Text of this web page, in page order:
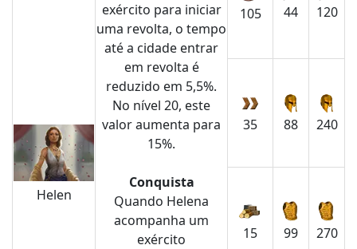
Helen
exército para iniciar
uma revolta, o tempo
até a cidade entrar
em revolta é
reduzido em 5,5%.
No nível 20, este
valor aumenta para
15%.
Conquista
Quando Helena
acompanha um
exército
105 44 120
35 88 240
15 99 270